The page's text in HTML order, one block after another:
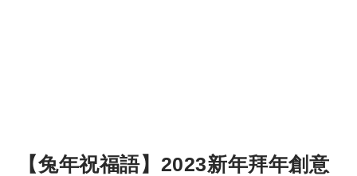
【兔年祝福語】2023新年拜年創意